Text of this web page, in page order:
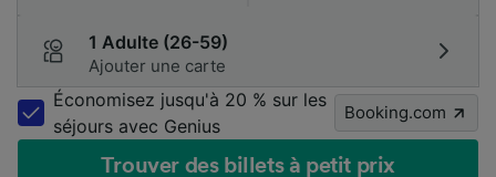
1 Adulte (26-59)
Ajouter une carte
Économisez jusqu'à 20 % sur les
séjours avec Genius
Booking.com
Trouver des billets à petit prix